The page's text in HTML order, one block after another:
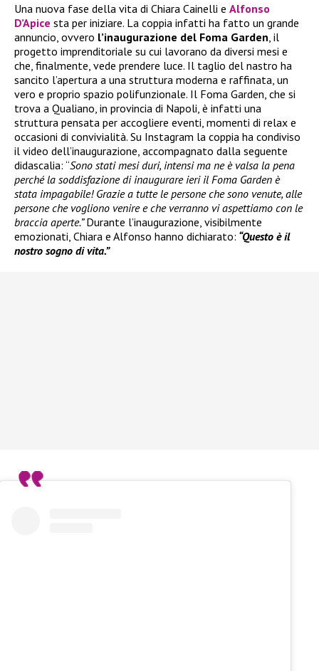
Una nuova fase della vita di Chiara Cainelli e Alfonso
D’Apice sta per iniziare. La coppia infatti ha fatto un grande
annuncio, ovvero l’inaugurazione del Foma Garden , il
progetto imprenditoriale su cui lavorano da diversi mesi e
che, finalmente, vede prendere luce. Il taglio del nastro ha
sancito l’apertura a una struttura moderna e raffinata, un
vero e proprio spazio polifunzionale. Il Foma Garden, che si
trova a Qualiano, in provincia di Napoli, è infatti una
struttura pensata per accogliere eventi, momenti di relax e
occasioni di convivialità. Su Instagram la coppia ha condiviso
il video dell’inaugurazione, accompagnato dalla seguente
didascalia: “Sono stati mesi duri, intensi ma ne è valsa la pena
perché la soddisfazione di inaugurare ieri il Foma Garden è
stata impagabile! Grazie a tutte le persone che sono venute, alle
persone che vogliono venire e che verranno vi aspettiamo con le
braccia aperte.”Durante l’inaugurazione, visibilmente
emozionati, Chiara e Alfonso hanno dichiarato: “Questo è il
nostro sogno di vita.”